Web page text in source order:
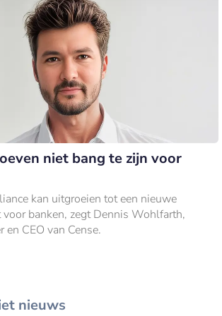
niet bang te zijn voor
kan uitgroeien tot een nieuwe
voor banken, zegt Dennis Wohlfarth,
en CEO van Cense.
nieuws